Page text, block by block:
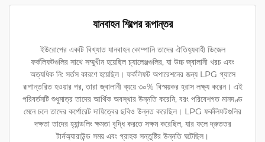
যানবাহন শিল্পের রূপান্তর
ইউরোপের একটি বিখ্যাত যানবাহন কোম্পানি তাদের ঐতিহ্যবাহী ডিজেল
ফর্কলিফটগুলির সাথে সম্মুখীন হয়েছিল চ্যালেঞ্জগুলির, যা উচ্চ জ্বালানী খরচ এবং
অত্যধিক নি: সর্তস কারণে হয়েছিল। ফর্কলিফট অপারেশনের জন্য LPG গ্যাসে
রূপান্তরিত হওয়ার পর, তারা জ্বালানী ব্যয়ে ৩০% বিস্ময়কর হ্রাস লক্ষ্য করেন। এই
পরিবর্তনটি শুধুমাত্র তাদের আর্থিক অবস্থার উন্নতি করেনি, বরং পরিবেশগত মানদণ্ড
মেনে চলে তাদের কর্পোরেট দায়িত্বের ছবিও উন্নত করেছিল। LPG ফর্কলিফটগুলির
দক্ষতা তাদের হ্যান্ডলিং ক্ষমতা বৃদ্ধি করতে সক্ষম করেছিল, যার ফলে দ্রুততর
টার্নঅ্যারাউন্ড সময় এবং গ্রাহক সন্তুষ্টির উন্নতি ঘটেছিল।